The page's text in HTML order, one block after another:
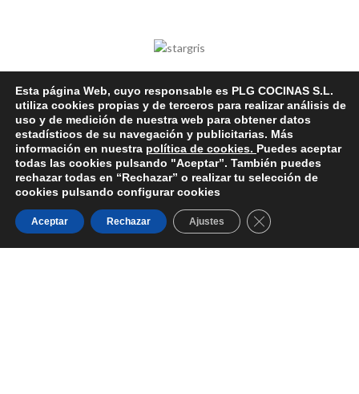
INICIO TIENDA DEVOLUCIONES
CONTACTO
PRIVACIDAD
RECENT POSTS
ELECTRICIDAD
Esta página Web, cuyo responsable es PLG COCINAS S.L.
utiliza cookies propias y de terceros para realizar análisis de
uso y de medición de nuestra web para obtener datos
estadísticos de su navegación y publicitarias. Más
información en nuestra política de cookies. Puedes aceptar
todas las cookies pulsando "Aceptar”. También puedes
rechazar todas en “Rechazar” o realizar tu selección de
cookies pulsando configurar cookies
Aceptar Rechazar Ajustes CERRAR EL